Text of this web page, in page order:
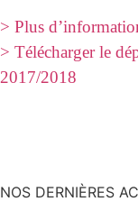
> Plus
> Télécharger le
2017/2018
NOS DERNIÈRES